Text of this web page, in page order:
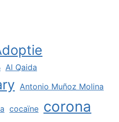
Al Qaida
Antonio Muñoz Molina
cocaïne corona